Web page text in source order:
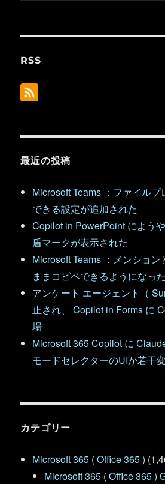
RSS
最近の投稿
Microsoft Teams ：ファイル
できる設定が追加された
Copilot in PowerPoint によう
盾マークが表示された
Microsoft Teams ：メンショ
ままコピペできるようになった
アンケート エージェント（
止され、 Copilot in Forms に
場
Microsoft 365 Copilot に
モードセレクターのUIが若干
カテゴリー
Microsoft 365 ( Office 365 )
Microsoft 365 ( Office 365 )